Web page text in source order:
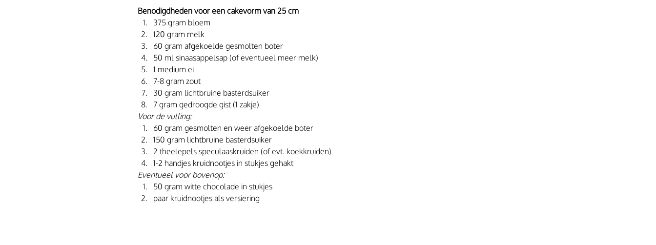
Benodigdheden voor een cakevorm van 25 cm
375 gram bloem
120 gram melk
60 gram afgekoelde gesmolten boter
50 ml sinaasappelsap (of eventueel meer melk)
1 medium ei
7-8 gram zout
30 gram lichtbruine basterdsuiker
7 gram gedroogde gist (1 zakje)
Voor de vulling:
60 gram gesmolten en weer afgekoelde boter
150 gram lichtbruine basterdsuiker
2 theelepels speculaaskruiden (of evt. koekkruiden)
1-2 handjes kruidnootjes in stukjes gehakt
Eventueel voor bovenop:
50 gram witte chocolade in stukjes
paar kruidnootjes als versiering